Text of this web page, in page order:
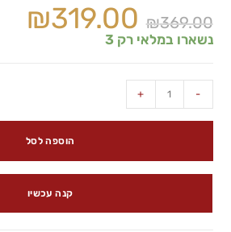
₪369.00
₪319.00
נשארו במלאי רק 3
-
+
הוספה לסל
קנה עכשיו